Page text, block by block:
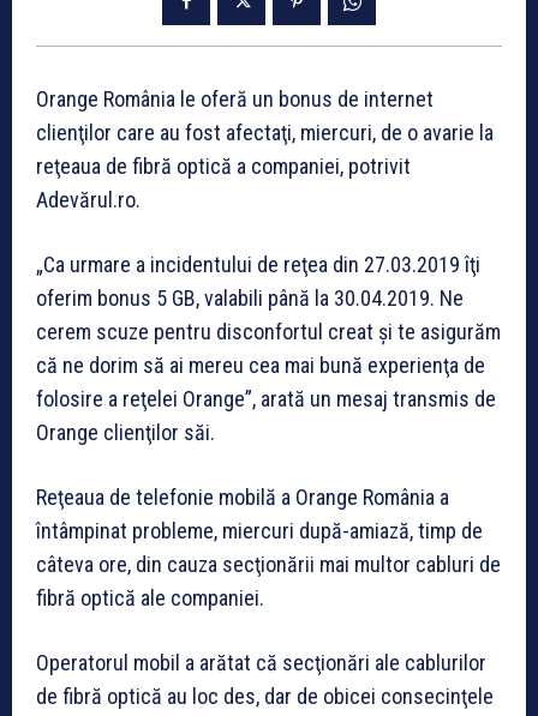
Orange România le oferă un bonus de internet
clienţilor care au fost afectaţi, miercuri, de o avarie la
reţeaua de fibră optică a companiei, potrivit
Adevărul.ro.
„Ca urmare a incidentului de reţea din 27.03.2019 îţi
oferim bonus 5 GB, valabili până la 30.04.2019. Ne
cerem scuze pentru disconfortul creat şi te asigurăm
că ne dorim să ai mereu cea mai bună experienţa de
folosire a reţelei Orange”, arată un mesaj transmis de
Orange clienţilor săi.
Reţeaua de telefonie mobilă a Orange România a
întâmpinat probleme, miercuri după-amiază, timp de
câteva ore, din cauza secţionării mai multor cabluri de
fibră optică ale companiei.
Operatorul mobil a arătat că secţionări ale cablurilor
de fibră optică au loc des, dar de obicei consecinţele